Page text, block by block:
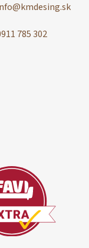
@kmdesing.sk
785 302